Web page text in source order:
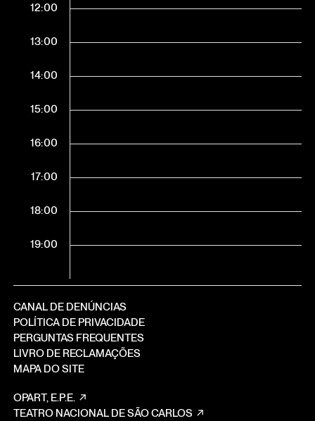
12:00
13:00
14:00
15:00
16:00
17:00
18:00
19:00
CANAL DE DENÚNCIAS
POLÍTICA DE PRIVACIDADE
PERGUNTAS FREQUENTES
LIVRO DE RECLAMAÇÕES
MAPA DO SITE
OPART, E.P.E.
TEATRO NACIONAL DE SÃO CARLOS